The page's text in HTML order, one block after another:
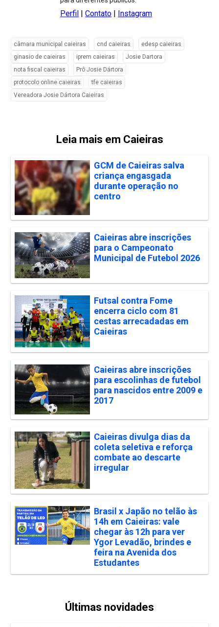
Perfil |Contato Instagram
câmara municipal caieiras cnd caieiras
edesp caieiras
ginasio de caieiras
iprem caieiras
Josie Dartora
nota fiscal caieiras
Prô Josie Dártora
protocolo online caieiras
tfe caieiras
Vereadora Josie Dártora Caieiras
Leia mais em Caieiras
GCM de Caieiras salva
criança engasgada
durante operação no
centro
Caieiras abre inscrições
para o Campeonato
Municipal de Futebol 2026
Futsal contra Fome
encerra ciclo com 81
cestas arrecadadas em
Caieiras
Caieiras abre inscrições
para escolinhas de futebol
para nascidos entre 2009 e
2017
Caieiras divulga dias da
coleta seletiva e reforça
combate ao descarte
irregular
Brasil x Japão no telão às
14h em Caieiras: vale
chegar às 12h para ver
Ygor Levadão, brindes e
feira na Avenida dos
Estudantes
Últimas novidades